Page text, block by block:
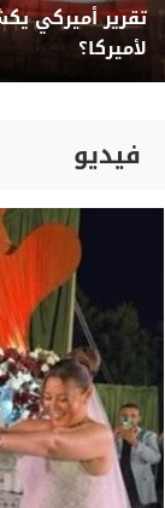
تقرير أميركي
لأميركا؟
فيديو